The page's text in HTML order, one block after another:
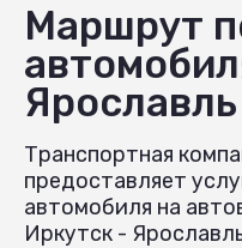
Маршрут
Ярославль
Транспортная
предоставляет
автомобиля на
Иркутск -